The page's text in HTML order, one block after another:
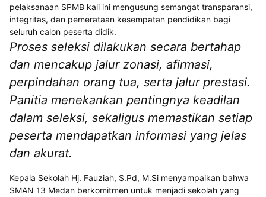
pelaksanaan SPMB kali ini mengusung semangat transparansi,
integritas, dan pemerataan kesempatan pendidikan bagi
seluruh calon peserta didik.
Proses seleksi dilakukan secara bertahap
dan mencakup jalur zonasi, afirmasi,
perpindahan orang tua, serta jalur prestasi.
Panitia menekankan pentingnya keadilan
dalam seleksi, sekaligus memastikan setiap
peserta mendapatkan informasi yang jelas
dan akurat.
Kepala Sekolah Hj. Fauziah, S.Pd, M.Si menyampaikan bahwa
SMAN 13 Medan berkomitmen untuk menjadi sekolah yang